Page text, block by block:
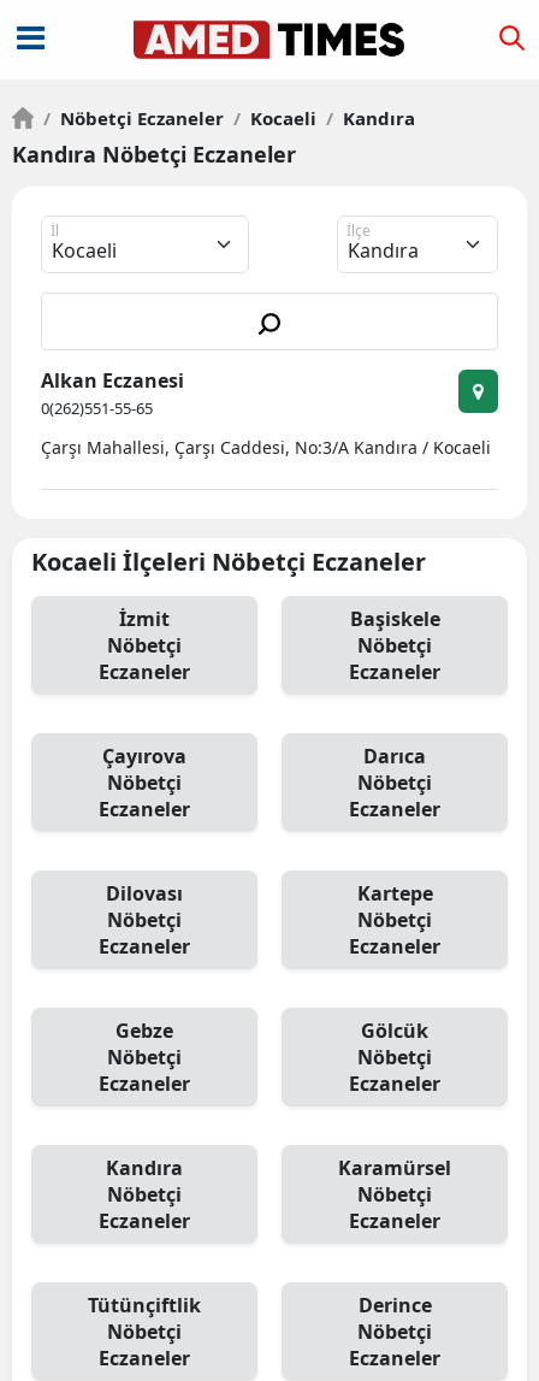
/ Nöbetçi Eczaneler / Kocaeli / Kandıra
Kandıra Nöbetçi Eczaneler
İl İlçe
Alkan Eczanesi
0(262)551-55-65
Çarşı Mahallesi, Çarşı Caddesi, No:3/A Kandıra / Kocaeli
Kocaeli İlçeleri Nöbetçi Eczaneler
İzmit
Nöbetçi
Eczaneler
Başiskele
Nöbetçi
Eczaneler
Çayırova
Nöbetçi
Eczaneler
Darıca
Nöbetçi
Eczaneler
Dilovası
Nöbetçi
Eczaneler
Kartepe
Nöbetçi
Eczaneler
Gebze
Nöbetçi
Eczaneler
Gölcük
Nöbetçi
Eczaneler
Kandıra
Nöbetçi
Eczaneler
Karamürsel
Nöbetçi
Eczaneler
Tütünçiftlik
Nöbetçi
Eczaneler
Derince
Nöbetçi
Eczaneler